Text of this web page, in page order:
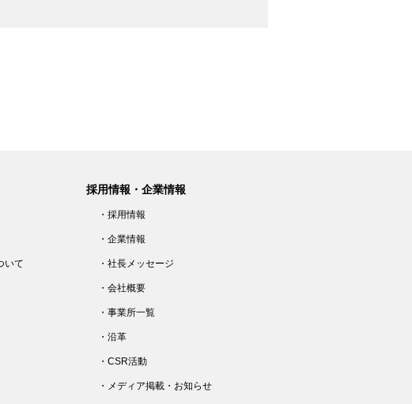
いて
採用情報・企業情報
・採用情報
・企業情報
・社長メッセージ
・会社概要
・事業所一覧
・沿革
・CSR活動
・メディア掲載・お知らせ